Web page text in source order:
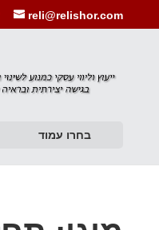
reli@relishor.com
בחרו עמוד